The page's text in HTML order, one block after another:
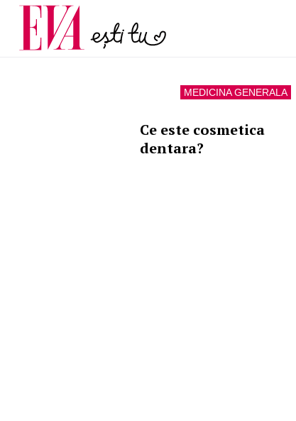
MEDICINA GENERALA
Ce este cosmetica
dentara?
Carieră
Actualitate